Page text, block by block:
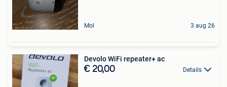
Mol 3 aug 26
Devolo WiFi repeater+ ac
€ 20,00 Details